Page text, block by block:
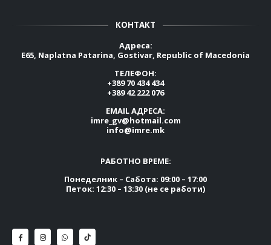
КОНТАКТ
Адреса:
E65, Naplatna Patarina, Gostivar, Republic of Macedonia
ТЕЛЕФОН:
+389 70 434 434
+389 42 222 076
EMAIL АДРЕСА:
imre_gv@hotmail.com
info@imre.mk
РАБОТНО ВРЕМЕ:
Понеделник – Сабота: 09:00 – 17:00
Петок: 12:30 – 13:30 (не се работи)